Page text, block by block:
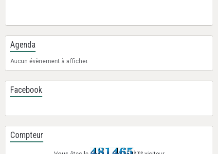
Agenda
Aucun évènement à afficher.
Facebook
Compteur
ème